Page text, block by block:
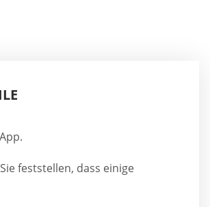
feststellen, dass einige